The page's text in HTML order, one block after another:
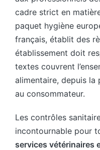
cadre strict en
paquet hygiène
français, établit des
établissement doit
textes couvrent
alimentaire, depuis la
au consommateur.
Les contrôles
incontournable pour
services vétérinaires